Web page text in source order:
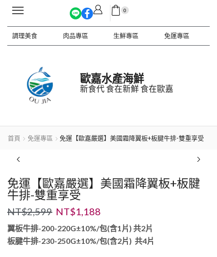
0
調理美食 肉品專區 生鮮專區 免運專區
歐嘉水產海鮮
新食代 食在新鮮 食在歐嘉
首頁 免運專區 免運【歐嘉嚴選】美國霜降翼板+板腱牛排-雙重享受
免運【歐嘉嚴選】美國霜降翼板+板腱
牛排-雙重享受
NT$2,599 NT$1,188
翼板牛排-200-220G±10%/包(含1片) 共2片
板腱牛排-230-250G±10%/包(含2片) 共4片